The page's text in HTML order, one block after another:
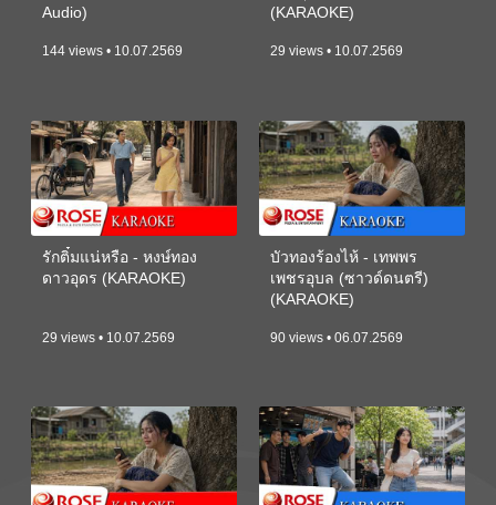
Audio)
144 views • 10.07.2569
(KARAOKE)
29 views • 10.07.2569
รักติ๋มแน่หรือ - หงษ์ทอง
ดาวอุดร (KARAOKE)
29 views • 10.07.2569
บัวทองร้องไห้ - เทพพร
เพชรอุบล (ซาวด์ดนตรี)
(KARAOKE)
90 views • 06.07.2569